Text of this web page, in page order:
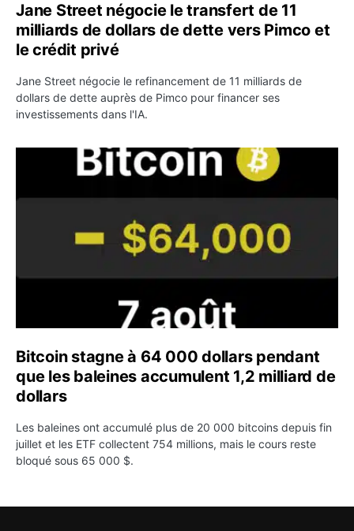
Jane Street négocie le transfert de 11
milliards de dollars de dette vers Pimco et
le crédit privé
Jane Street négocie le refinancement de 11 milliards de
dollars de dette auprès de Pimco pour financer ses
investissements dans l'IA.
Bitcoin stagne à 64 000 dollars pendant que les
Bitcoin stagne à 64 000 dollars pendant
que les baleines accumulent 1,2 milliard de
dollars
Les baleines ont accumulé plus de 20 000 bitcoins depuis fin
juillet et les ETF collectent 754 millions, mais le cours reste
bloqué sous 65 000 $.